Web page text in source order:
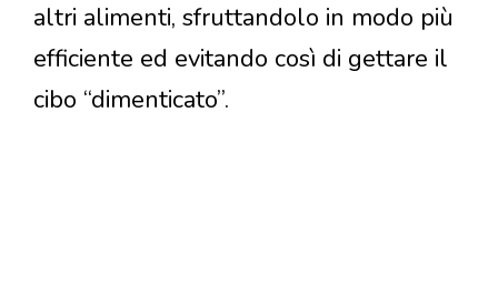
altri alimenti, sfruttandolo in modo più
efficiente ed evitando così di gettare il
cibo “dimenticato”.